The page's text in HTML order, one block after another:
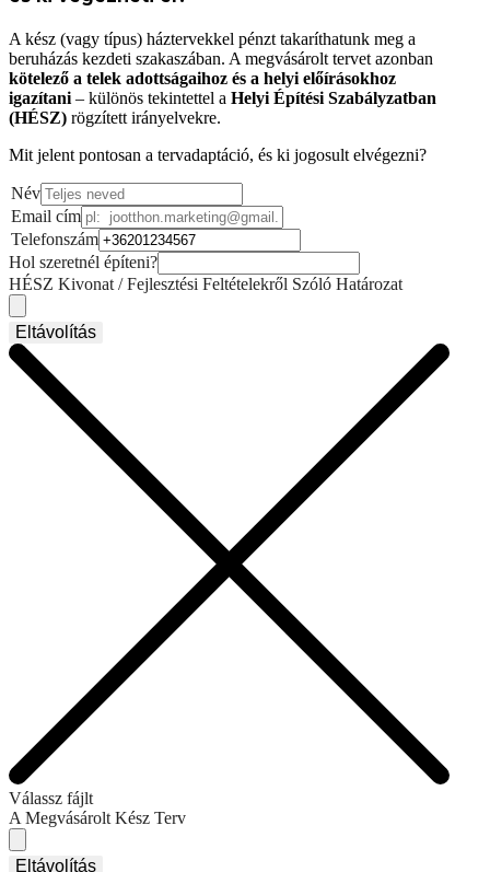
A kész (vagy típus) háztervekkel pénzt takaríthatunk meg a
beruházás kezdeti szakaszában. A megvásárolt tervet azonban
kötelező a telek adottságaihoz és a helyi előírásokhoz
igazítani – különös tekintettel a Helyi Építési Szabályzatban
(HÉSZ) rögzített irányelvekre.
Mit jelent pontosan a tervadaptáció, és ki jogosult elvégezni?
Név
Email cím
Telefonszám
Hol szeretnél építeni?
HÉSZ Kivonat / Fejlesztési Feltételekről Szóló Határozat
Eltávolítás
Válassz fájlt
A Megvásárolt Kész Terv
Eltávolítás